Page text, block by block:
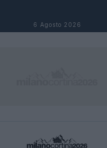
6 Agosto 2026